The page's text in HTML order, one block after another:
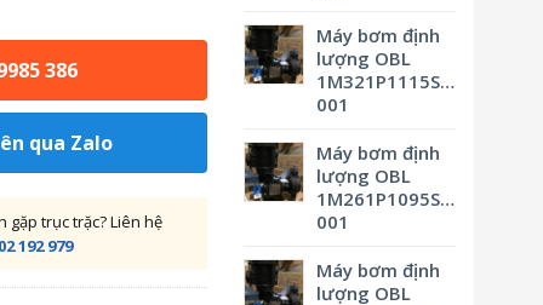
386
qua Zalo
gặp trục trặc? Liên hệ
192 979
Máy bơm định
lượng OBL
1M321P1115SVBSMV0M3-
001
Máy bơm định
lượng OBL
1M261P1095SVBSMV0M3-
001
Máy bơm định
lượng OBL